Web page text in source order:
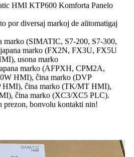
HMI KTP600 Komforta Panelo
por diversaj markoj de aŭtomatigaj
marko (SIMATIC, S7-200, S7-300,
marko (FX2N, FX3U, FX5U
usona marko
marko (AFPXH, CPM2A,
HMI), ĉina marko (DVP
HMI), ĉina marko (TK/MT HMI),
ĉina marko (XC3/XC5 PLC).
prezon, bonvolu kontakti nin!